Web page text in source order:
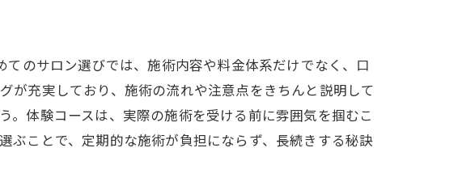
のサロン選びでは、施術内容や料金体系だけでなく、口
が充実しており、施術の流れや注意点をきちんと説明して
。体験コースは、実際の施術を受ける前に雰囲気を掴むこ
ぶことで、定期的な施術が負担にならず、長続きする秘訣